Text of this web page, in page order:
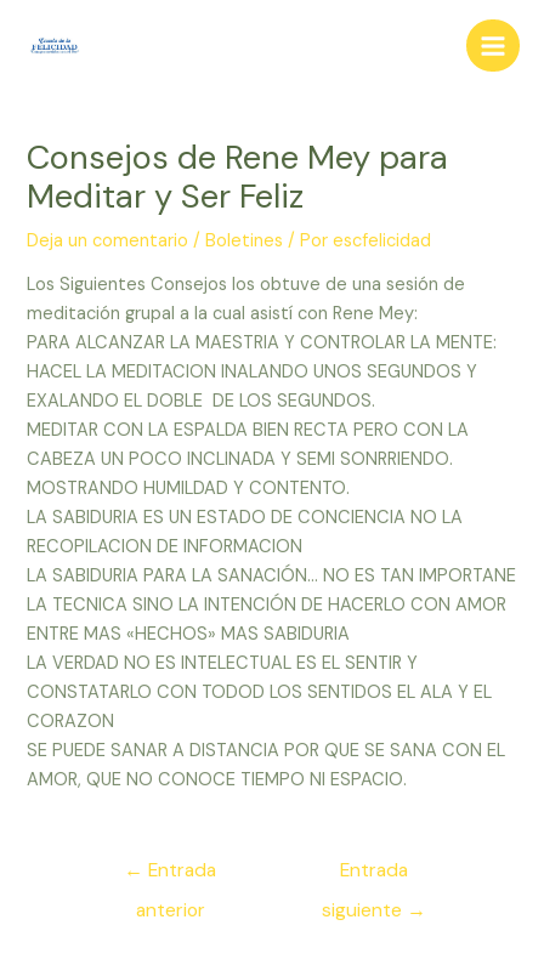
Main
Consejos de Rene Mey para
Meditar y Ser Feliz
Deja un comentario /Boletines / Porescfelicidad
Los Siguientes Consejos los obtuve de una sesión de
meditación grupal a la cual asistí con Rene Mey:
PARA ALCANZAR LA MAESTRIA Y CONTROLAR LA MENTE:
HACEL LA MEDITACION INALANDO UNOS SEGUNDOS Y
EXALANDO EL DOBLE DE LOS SEGUNDOS.
MEDITAR CON LA ESPALDA BIEN RECTA PERO CON LA
CABEZA UN POCO INCLINADA Y SEMI SONRRIENDO.
MOSTRANDO HUMILDAD Y CONTENTO.
LA SABIDURIA ES UN ESTADO DE CONCIENCIA NO LA
RECOPILACION DE INFORMACION
LA SABIDURIA PARA LA SANACIÓN… NO ES TAN IMPORTANE
LA TECNICA SINO LA INTENCIÓN DE HACERLO CON AMOR
ENTRE MAS «HECHOS» MAS SABIDURIA
LA VERDAD NO ES INTELECTUAL ES EL SENTIR Y
CONSTATARLO CON TODOD LOS SENTIDOS EL ALA Y EL
CORAZON
SE PUEDE SANAR A DISTANCIA POR QUE SE SANA CON EL
AMOR, QUE NO CONOCE TIEMPO NI ESPACIO.
Navegación
entradas
← Entrada
anterior
Entrada
siguiente →